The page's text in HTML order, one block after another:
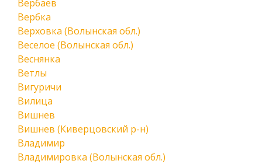
Вербаев
Вербка
Верховка (Волынская обл.)
Веселое (Волынская обл.)
Веснянка
Ветлы
Вигуричи
Вилица
Вишнев
Вишнев (Киверцовский р-н)
Владимир
Владимировка (Волынская обл.)